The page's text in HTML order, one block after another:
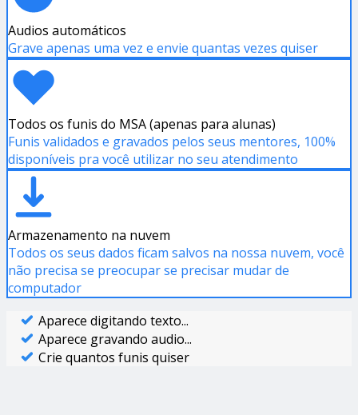
Audios automáticos
Grave apenas uma vez e envie quantas vezes quiser
Todos os funis do MSA (apenas para alunas)
Funis validados e gravados pelos seus mentores, 100%
disponíveis pra você utilizar no seu atendimento
Armazenamento na nuvem
Todos os seus dados ficam salvos na nossa nuvem, você
não precisa se preocupar se precisar mudar de
computador
Aparece digitando texto...
Aparece gravando audio...
Crie quantos funis quiser